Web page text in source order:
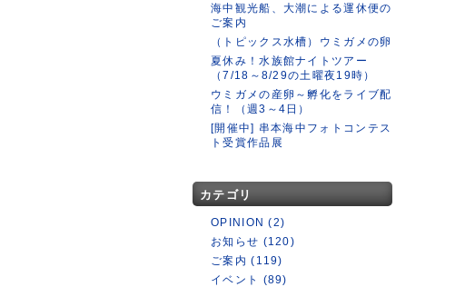
海中観光船、大潮による運休便の
ご案内
（トピックス水槽）ウミガメの卵
夏休み！水族館ナイトツアー
（7/18～8/29の土曜夜19時）
ウミガメの産卵～孵化をライブ配
信！（週3～4日）
[開催中] 串本海中フォトコンテス
ト受賞作品展
カテゴリ
OPINION (2)
お知らせ (120)
ご案内 (119)
イベント (89)